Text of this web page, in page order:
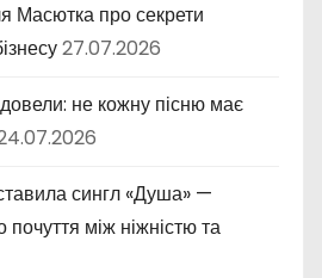
Масютка про секрети
27.07.2026
не кожну пісню має
сингл «Душа» —
почуття між ніжністю та